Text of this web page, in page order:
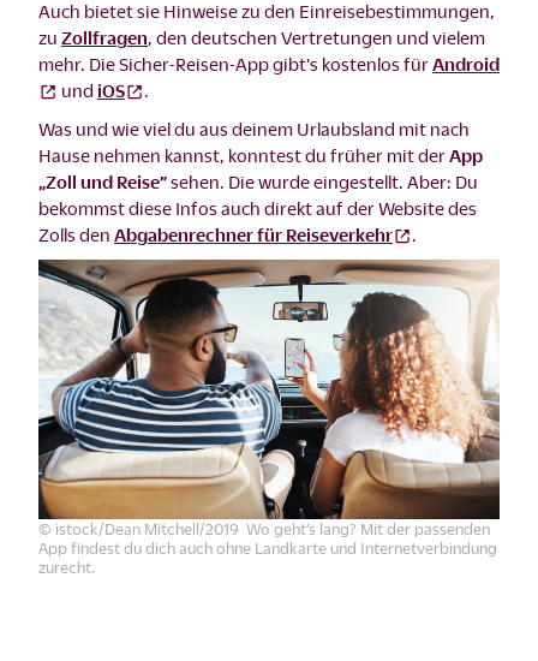
Auch bietet sie Hinweise zu den Einreisebestimmungen,
zu Zollfragen , den deutschen Vertretungen und vielem
mehr. Die Sicher-Reisen-App gibt's kostenlos für Android
und iOS
Was und wie viel du aus deinem Urlaubsland mit nach
Hause nehmen kannst, konntest du früher mit der App
„Zoll und Reise”sehen. Die wurde eingestellt. Aber: Du
bekommst diese Infos auch direkt auf der Website des
Zolls den Abgabenrechner für Reiseverkehr
© istock/Dean Mitchell/2019 Wo geht’s lang? Mit der passenden
App findest du dich auch ohne Landkarte und Internetverbindung
zurecht.